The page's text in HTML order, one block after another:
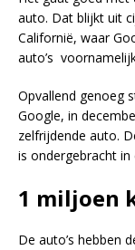
auto. Dat blijkt uit
Californië, waar
auto’s
Opvallend genoeg
Google, in
zelfrijdende auto.
is ondergebracht
1 miljoen
De auto’s hebben